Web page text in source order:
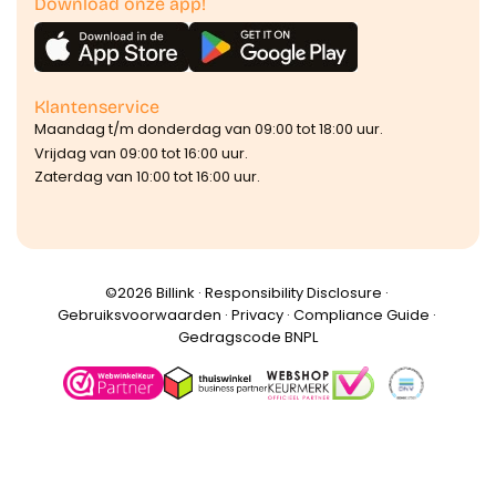
Klantenservice
Maandag t/m donderdag van 09:00 tot 18:00 uur.
Vrijdag van 09:00 tot 16:00 uur.
Zaterdag van 10:00 tot 16:00 uur.
©️2026 Billink · Responsibility Disclosure ·
Gebruiksvoorwaarden · Privacy· Compliance Guide ·
Gedragscode BNPL